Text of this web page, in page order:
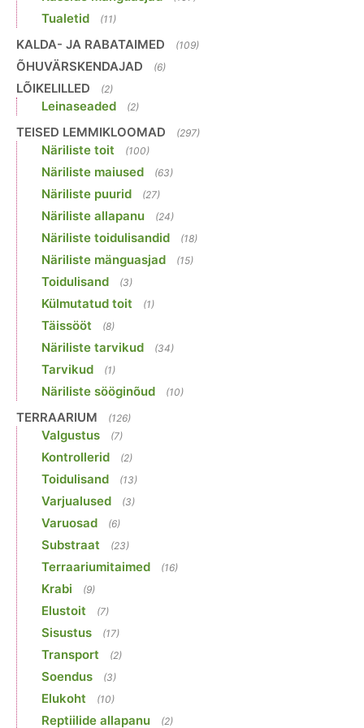
Tualetid (11)
KALDA- JA RABATAIMED (109)
ÕHUVÄRSKENDAJAD (6)
LÕIKELILLED (2)
Leinaseaded (2)
TEISED LEMMIKLOOMAD (297)
Näriliste toit (100)
Näriliste maiused (63)
Näriliste puurid (27)
Näriliste allapanu (24)
Näriliste toidulisandid (18)
Näriliste mänguasjad (15)
Toidulisand (3)
Külmutatud toit (1)
Täissööt (8)
Näriliste tarvikud (34)
Tarvikud (1)
Näriliste sööginõud (10)
TERRAARIUM (126)
Valgustus (7)
Kontrollerid (2)
Toidulisand (13)
Varjualused (3)
Varuosad (6)
Substraat (23)
Terraariumitaimed (16)
Krabi (9)
Elustoit (7)
Sisustus (17)
Transport (2)
Soendus (3)
Elukoht (10)
Reptiilide allapanu (2)